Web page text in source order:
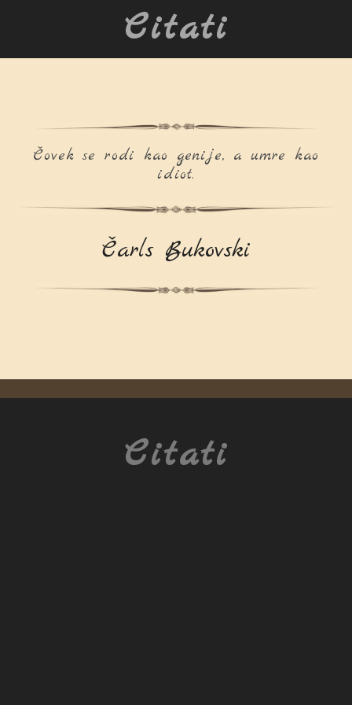
Citati
Čovek se rodi kao genije, a umre kao
idiot.
Čarls Bukovski
Citati